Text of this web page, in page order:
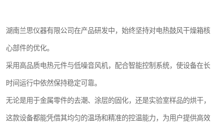
湖南兰思仪器有限公司在产品研发中，始终坚持对电热鼓风干燥箱核
心部件的优化。
采用高品质电热元件与低噪音风机，配合智能控制系统，使设备在长
时间运行中依然保持稳定可靠。
无论是用于金属零件的去潮、涂层的固化，还是实验室样品的烘干，
这款设备都能凭借其均匀的温场和精准的控温能力，为用户提供高效